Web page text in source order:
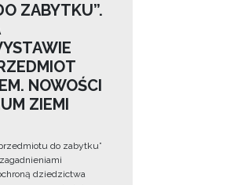
ZABYTKU”.
NOWOŚCI
ZIEMI
do zabytku”
dziedzictwa